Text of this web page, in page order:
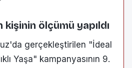
kişinin ölçümü yapıldı
gerçekleştirilen "İdeal
Yaşa" kampanyasının 9.